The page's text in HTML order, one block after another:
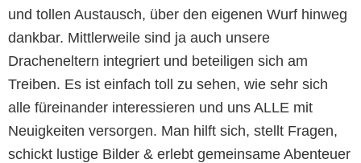
und tollen Austausch, über den eigenen Wurf hinweg
dankbar. Mittlerweile sind ja auch unsere
Dracheneltern integriert und beteiligen sich am
Treiben. Es ist einfach toll zu sehen, wie sehr sich
alle füreinander interessieren und uns ALLE mit
Neuigkeiten versorgen. Man hilft sich, stellt Fragen,
schickt lustige Bilder & erlebt gemeinsame Abenteuer